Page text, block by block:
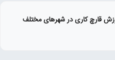
قارچ کاری در شهرهای مختلف